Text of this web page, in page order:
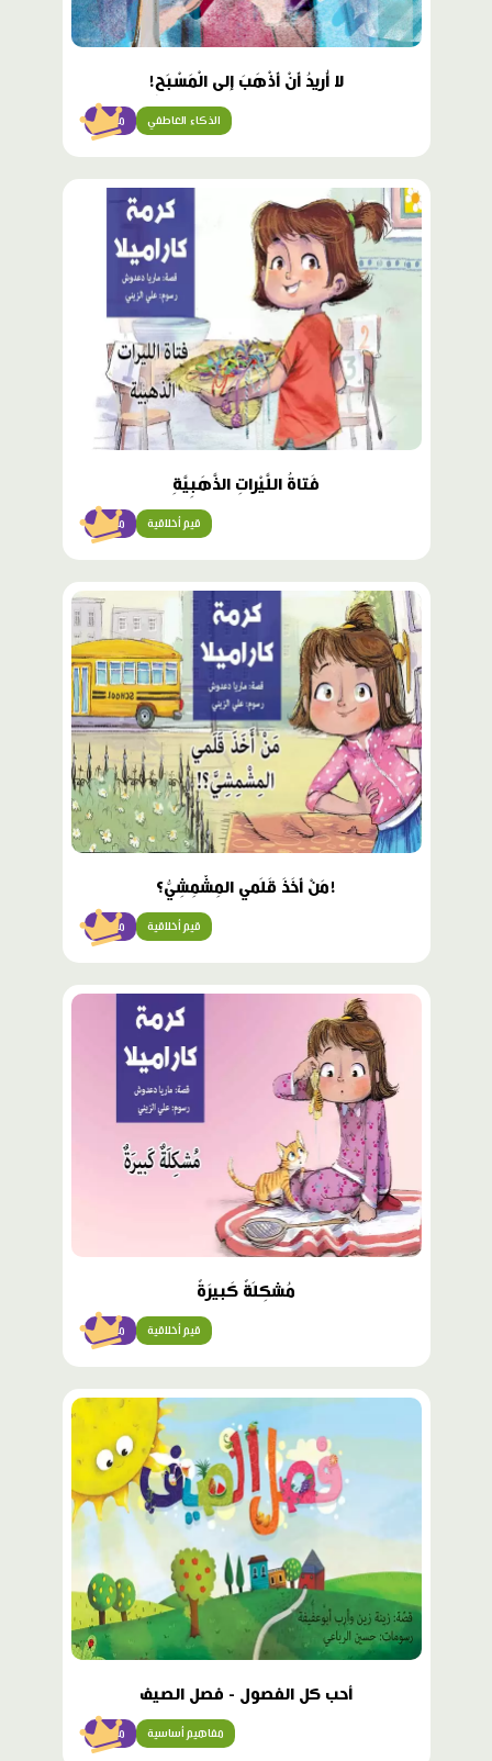
لا أُريدُ أَنْ أَذْهَبَ إِلى الْمَسْبَحِ!
متقدّم الذكاء العاطفي
محتوى
مميّز
فَتاةُ اللَّيْراتِ الذَّهَبِيَّةِ
متقدّم قيم أخلاقية
محتوى
مميّز
!مَنْ أَخَذَ قَلَمي المِشْمِشِيُّ؟
متقدّم قيم أخلاقية
محتوى
مُشكِلَةٌ كَبيرَةٌ
متقدّم قيم أخلاقية
محتوى
أحب كل الفصول - فصل الصيف
مبتدئ مفاهيم أساسية